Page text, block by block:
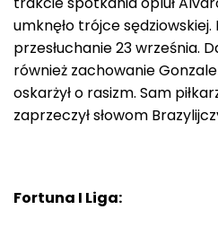
umknęło trójce sędziowskiej.
przesłuchanie 23 września.
również zachowanie
oskarżył o rasizm. Sam
zaprzeczył słowom
Fortuna I Liga: